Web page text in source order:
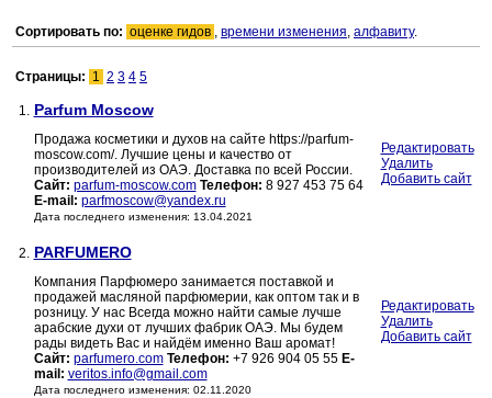
Сортировать по: оценке гидов , времени изменения, алфавиту.
Страницы: 1 2 3 4 5
1. Parfum Moscow
Продажа косметики и духов на сайте https://parfum-
moscow.com/. Лучшие цены и качество от
производителей из ОАЭ. Доставка по всей России.
Сайт: parfum-moscow.com Телефон: 8 927 453 75 64
E-mail: parfmoscow@yandex.ru
Дата последнего изменения: 13.04.2021
Редактировать
Удалить
Добавить сайт
2. PARFUMERO
Компания Парфюмеро занимается поставкой и
продажей масляной парфюмерии, как оптом так и в
розницу. У нас Всегда можно найти самые лучше
арабские духи от лучших фабрик ОАЭ. Мы будем
рады видеть Вас и найдём именно Ваш аромат!
Сайт: parfumero.com Телефон: +7 926 904 05 55 E-
mail: veritos.info@gmail.com
Дата последнего изменения: 02.11.2020
Редактировать
Удалить
Добавить сайт